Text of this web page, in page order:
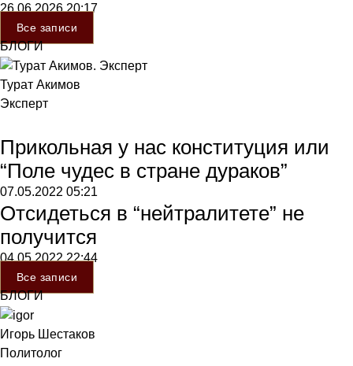
26.06.202620:17
Все записи
БЛОГИ
Турат Акимов
Эксперт
Прикольная у нас конституция или
“Поле чудес в стране дураков”
07.05.2022 05:21
Отсидеться в “нейтралитете” не
получится
04.05.202222:44
Все записи
БЛОГИ
Игорь Шестаков
Политолог